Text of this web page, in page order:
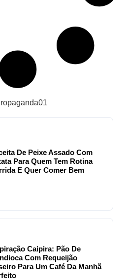
De Peixe Assado Com
Para Quem Tem Rotina
E Quer Comer Bem
Caipira: Pão De
Com Requeijão
Para Um Café Da Manhã